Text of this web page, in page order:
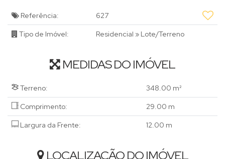
Referência: 627
Tipo de Imóvel: Residencial » Lote/Terreno
MEDIDAS DO IMÓVEL
Terreno: 348.00 m²
Comprimento: 29.00 m
Largura da Frente: 12.00 m
LOCALIZAÇÃO DO IMÓVEL